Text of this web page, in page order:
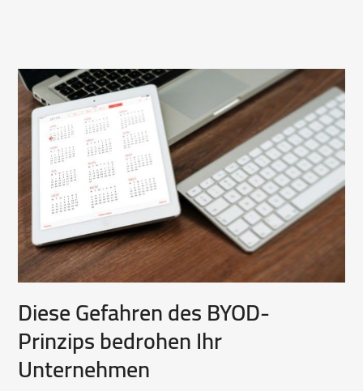
Diese Gefahren des BYOD-
Prinzips bedrohen Ihr
Unternehmen